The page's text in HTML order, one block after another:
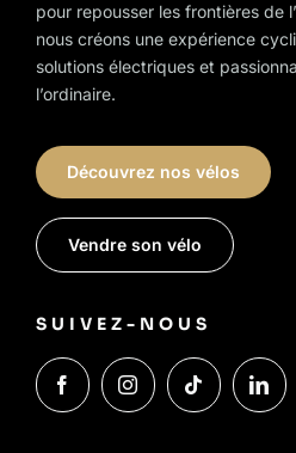
pour repousser les frontières de
nous créons une expérience
solutions électriques et
l’ordinaire.
Découvrez nos vélos
Vendre son vélo
SUIVEZ-NOUS